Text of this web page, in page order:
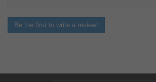
Be the first to write a review!